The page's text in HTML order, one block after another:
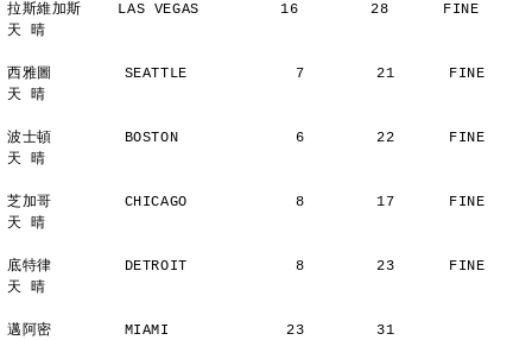
拉斯維加斯    LAS VEGAS         16        28      FINE
天 晴
西雅圖        SEATTLE            7        21      FINE
天 晴
波士頓        BOSTON             6        22      FINE
天 晴
芝加哥        CHICAGO            8        17      FINE
天 晴
底特律        DETROIT            8        23      FINE
天 晴
邁阿密        MIAMI             23        31